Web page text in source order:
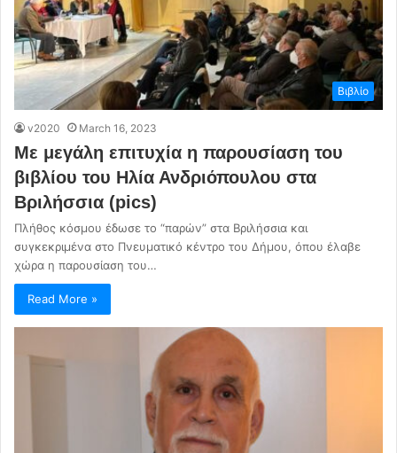
Βιβλίο
v2020 March 16, 2023
Με μεγάλη επιτυχία η παρουσίαση του
βιβλίου του Ηλία Ανδριόπουλου στα
Βριλήσσια (pics)
Πλήθος κόσμου έδωσε το “παρών” στα Βριλήσσια και
συγκεκριμένα στο Πνευματικό κέντρο του Δήμου, όπου έλαβε
χώρα η παρουσίαση του…
Read More »